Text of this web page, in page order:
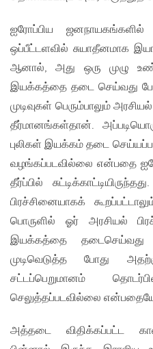
ஐரோப்பிய ஜனநாயகங்களில்
ஒப்பீட்டளவில் சுயாதீனமாக
ஆனால், அது ஒரு முழு
இயக்கத்தை தடை செய்வது
முடிவுகள் பெரும்பாலும்
தீர்மானங்கள்தான்.
புலிகள் இயக்கம் தடை
வழங்கப்படவில்லை என்பதை
தீர்ப்பில்
பிரச்சினையாகக்
பொருளில் ஓர் அரசியல்
இயக்கத்தை தடைசெய்வது
முடிவெடுத்த போது
சட்டப்பெறுமானம்
செலுத்தப்படவில்லை என்பதையே
அத்தடை விதிக்கப்பட்ட